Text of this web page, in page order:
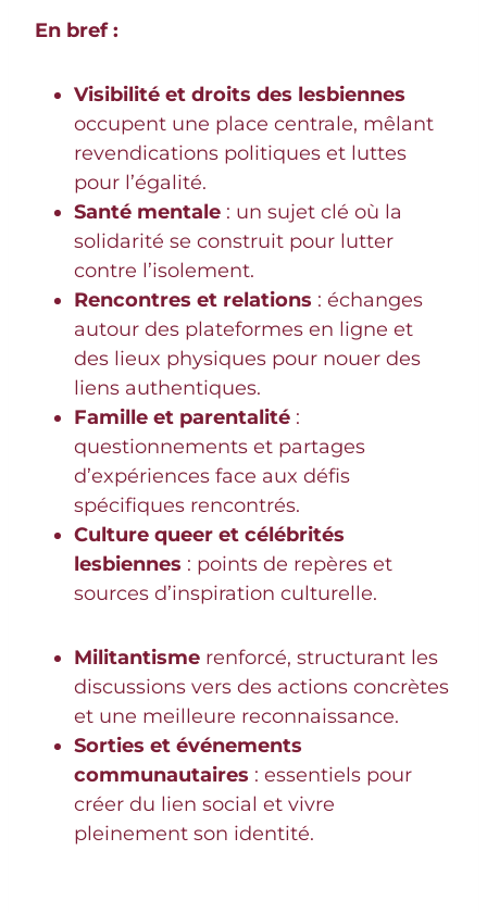
En bref :
Visibilité et droits des lesbiennes
occupent une place centrale, mêlant
revendications politiques et luttes
pour l’égalité.
Santé mentale : un sujet clé où la
solidarité se construit pour lutter
contre l’isolement.
Rencontres et relations : échanges
autour des plateformes en ligne et
des lieux physiques pour nouer des
liens authentiques.
Famille et parentalité :
questionnements et partages
d’expériences face aux défis
spécifiques rencontrés.
Culture queer et célébrités
lesbiennes : points de repères et
sources d’inspiration culturelle.
Militantisme renforcé, structurant les
discussions vers des actions concrètes
et une meilleure reconnaissance.
Sorties et événements
communautaires : essentiels pour
créer du lien social et vivre
pleinement son identité.